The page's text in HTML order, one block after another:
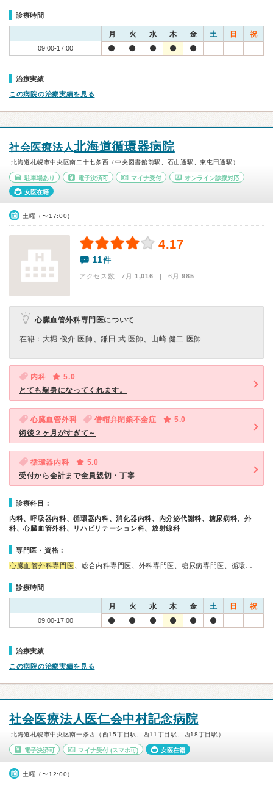
診療時間
月 火 水 木 金 土 日 祝
09:00-17:00
治療実績
この病院の治療実績を見る
社会医療法人北海道循環器病院
北海道札幌市中央区南二十七条西（中央図書館前駅、石山通駅、東屯田通駅）
駐車場あり 電子決済可 マイナ受付 オンライン診療対応
女医在籍
土曜（〜17:00）
4.17
11件
アクセス数 7月:1,016 | 6月:985
心臓血管外科専門医について
在籍：大堀 俊介 医師、鎌田 武 医師、山崎 健二 医師
内科
5.0
とても親身になってくれます。
心臓血管外科 僧帽弁閉鎖不全症
5.0
術後２ヶ月がすぎて～
循環器内科
5.0
受付から会計まで全員親切・丁寧
診療科目：
内科、呼吸器内科、循環器内科、消化器内科、内分泌代謝科、糖尿病科、外
科、心臓血管外科、リハビリテーション科、放射線科
専門医・資格：
心臓血管外科専門医 、総合内科専門医、外科専門医、糖尿病専門医、循環…
診療時間
月 火 水 木 金 土 日 祝
09:00-17:00
治療実績
この病院の治療実績を見る
社会医療法人医仁会中村記念病院
北海道札幌市中央区南一条西（西15丁目駅、西11丁目駅、西18丁目駅）
電子決済可 マイナ受付(スマホ可) 女医在籍
土曜（〜12:00）